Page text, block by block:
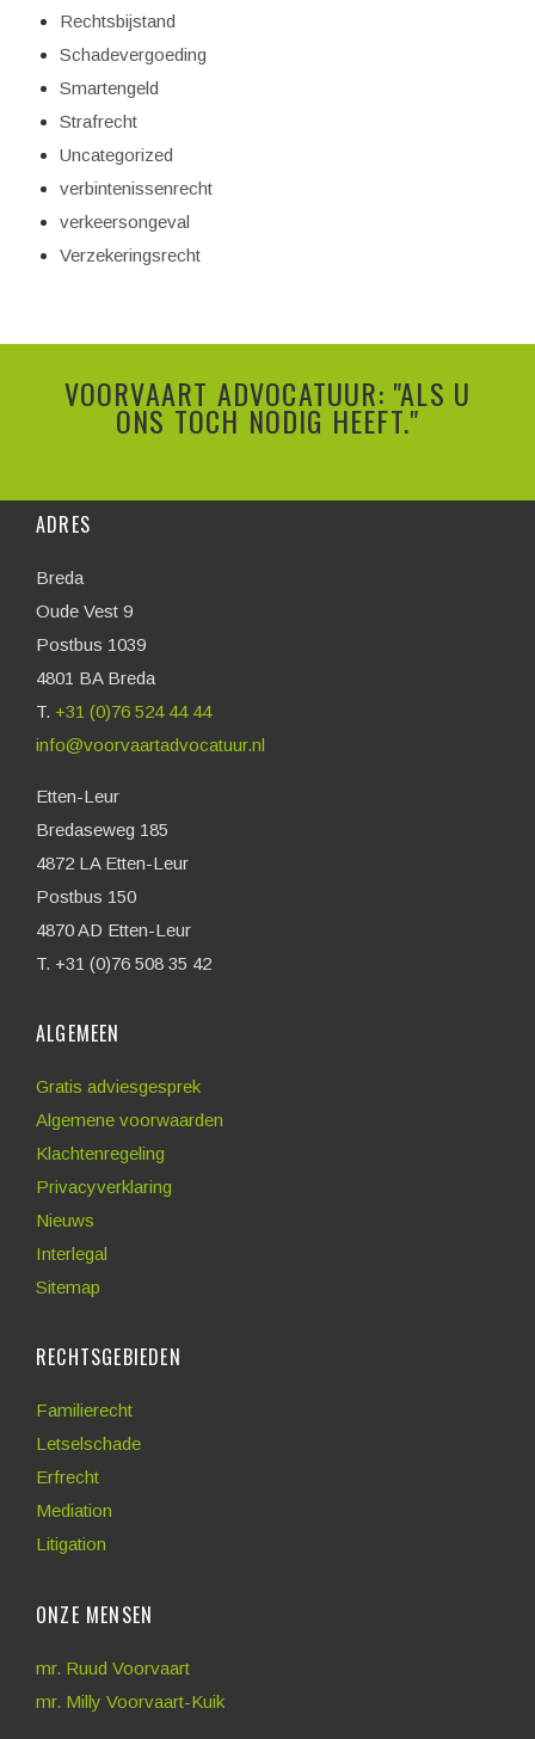
Rechtsbijstand
Schadevergoeding
Smartengeld
Strafrecht
Uncategorized
verbintenissenrecht
verkeersongeval
Verzekeringsrecht
VOORVAART ADVOCATUUR: "ALS U
ONS TOCH NODIG HEEFT."
ADRES
Breda
Oude Vest 9
Postbus 1039
4801 BA Breda
T. +31 (0)76 524 44 44
info@voorvaartadvocatuur.nl
Etten-Leur
Bredaseweg 185
4872 LA Etten-Leur
Postbus 150
4870 AD Etten-Leur
T. +31 (0)76 508 35 42
ALGEMEEN
Gratis adviesgesprek
Algemene voorwaarden
Klachtenregeling
Privacyverklaring
Nieuws
Interlegal
Sitemap
RECHTSGEBIEDEN
Familierecht
Letselschade
Erfrecht
Mediation
Litigation
ONZE MENSEN
mr. Ruud Voorvaart
mr. Milly Voorvaart-Kuik